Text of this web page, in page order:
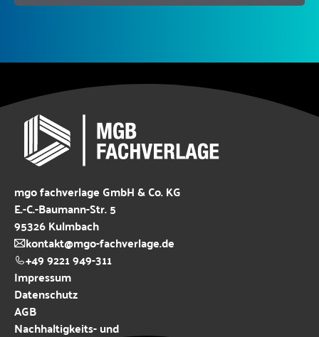
mgo fachverlage GmbH & Co. KG
E.-C.-Baumann-Str. 5
95326 Kulmbach
kontakt@mgo-fachverlage.de
+49 9221 949-311
Impressum
Datenschutz
AGB
Nachhaltigkeits- und